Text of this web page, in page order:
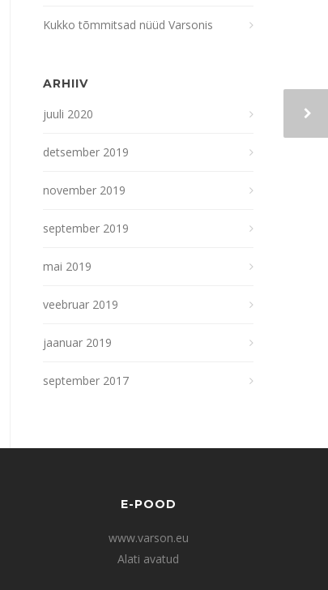
Kukko tõmmitsad nüüd Varsonis
ARHIIV
juuli 2020
detsember 2019
november 2019
september 2019
mai 2019
veebruar 2019
jaanuar 2019
september 2017
E-POOD
www.varson.eu
Alati avatud